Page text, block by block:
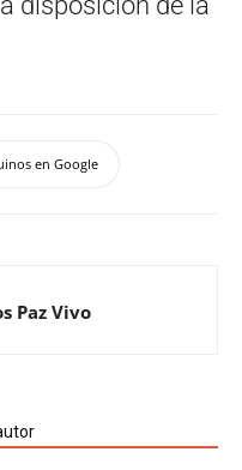
en Google
Paz Vivo